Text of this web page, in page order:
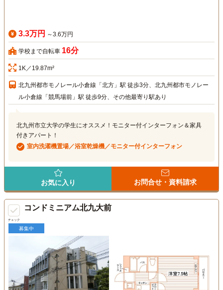
3.3万円 ～3.6万円
学校まで自転車 16分
1K／19.87m²
北九州都市モノレール小倉線「北方」駅 徒歩3分、北九州都市モノレー
ル小倉線「競馬場前」駅 徒歩9分、その他最寄り駅あり
北九州市立大学の学生にオススメ！モニター付インターフォン＆家具
付きアパート！
室内洗濯機置場／浴室乾燥機／モニター付インターフォン
お気に入り お問合せ・資料請求
チェック
コンドミニアム北九大前
募集中